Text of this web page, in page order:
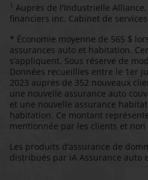
1 Auprès de l'Industrielle Alliance,
financiers inc. Cabinet de
* Économie moyenne de 565 $
assurances auto et habitation.
s’appliquent. Sous réserve de
Données recueillies entre le 1er
2023 auprès de 352 nouveaux
une nouvelle assurance auto
et une nouvelle assurance
habitation. Ce montant
mentionnée par les clients et non
Les produits d’assurance de
distribués par iA Assurance auto